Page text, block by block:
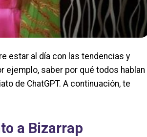
estar al día con las tendencias y
ejemplo, saber por qué todos hablan
de ChatGPT. A continuación, te
a Bizarrap